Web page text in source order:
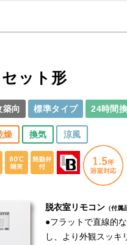
ット形
築向 標準タイプ 24時間
燥 換気 涼風
脱衣室リモコン （付属
●フラットで直線的
し、より外観スッキ